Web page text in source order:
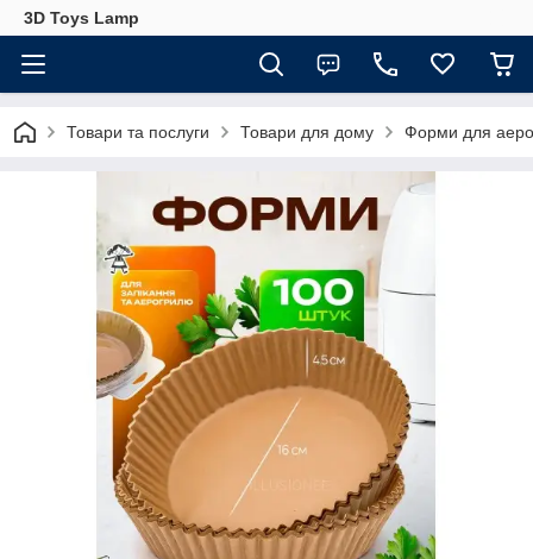
3D Toys Lamp
Товари та послуги Товари для дому Форми для